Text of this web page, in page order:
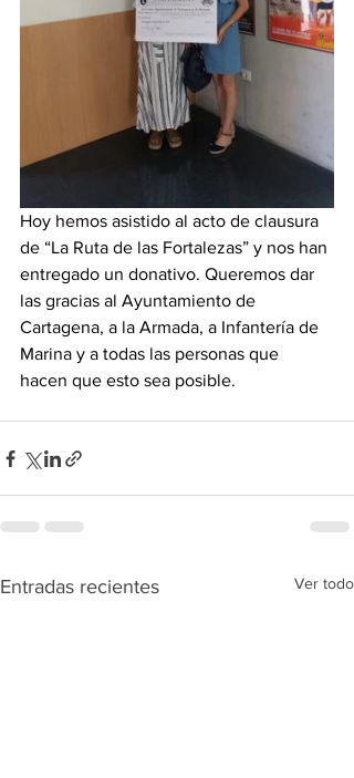
Hoy hemos asistido al acto de clausura
de “La Ruta de las Fortalezas” y nos han
entregado un donativo. Queremos dar
las gracias al Ayuntamiento de
Cartagena, a la Armada, a Infantería de
Marina y a todas las personas que
hacen que esto sea posible.
Entradas recientes Ver todo